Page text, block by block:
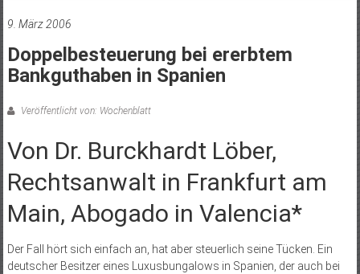
9. März 2006
Doppelbesteuerung bei ererbtem
Bankguthaben in Spanien
Veröffentlicht von: Wochenblatt
Von Dr. Burckhardt Löber,
Rechtsanwalt in Frankfurt am
Main, Abogado in Valencia*
Der Fall hört sich einfach an, hat aber steuerlich seine Tücken. Ein
deutscher Besitzer eines Luxusbungalows in Spanien, der auch bei